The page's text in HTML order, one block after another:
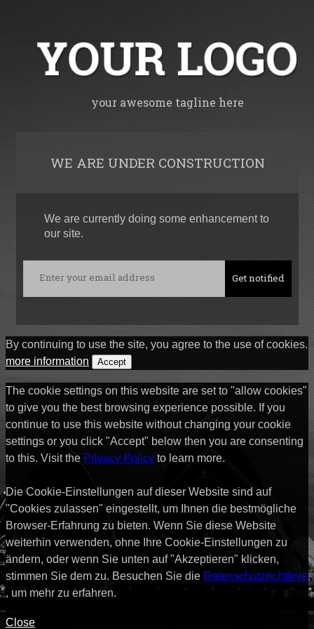
your awesome tagline here
WE ARE UNDER CONSTRUCTION
We are currently doing some enhancement to
our site.
By continuing to use the site, you agree to the use of cookies.
more information
Accept
The cookie settings on this website are set to "allow cookies"
to give you the best browsing experience possible. If you
continue to use this website without changing your cookie
settings or you click "Accept" below then you are consenting
to this. Visit the Privacy Policy to learn more.
Die Cookie-Einstellungen auf dieser Website sind auf
"Cookies zulassen" eingestellt, um Ihnen die bestmögliche
Browser-Erfahrung zu bieten. Wenn Sie diese Website
weiterhin verwenden, ohne Ihre Cookie-Einstellungen zu
ändern, oder wenn Sie unten auf "Akzeptieren" klicken,
stimmen Sie dem zu. Besuchen Sie die Datenschutzrichtlinie
, um mehr zu erfahren.
Close